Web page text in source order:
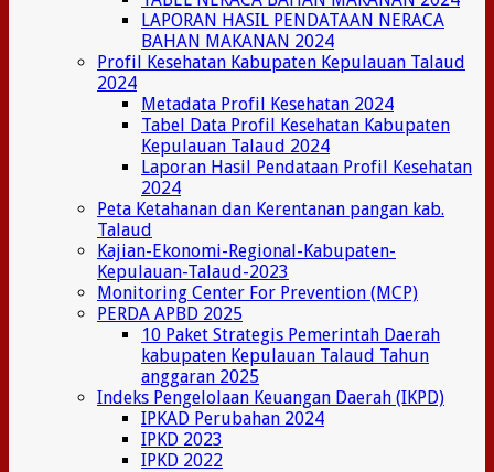
LAPORAN HASIL PENDATAAN NERACA
BAHAN MAKANAN 2024
Profil Kesehatan Kabupaten Kepulauan Talaud
2024
Metadata Profil Kesehatan 2024
Tabel Data Profil Kesehatan Kabupaten
Kepulauan Talaud 2024
Laporan Hasil Pendataan Profil Kesehatan
2024
Peta Ketahanan dan Kerentanan pangan kab.
Talaud
Kajian-Ekonomi-Regional-Kabupaten-
Kepulauan-Talaud-2023
Monitoring Center For Prevention (MCP)
PERDA APBD 2025
10 Paket Strategis Pemerintah Daerah
kabupaten Kepulauan Talaud Tahun
anggaran 2025
Indeks Pengelolaan Keuangan Daerah (IKPD)
IPKAD Perubahan 2024
IPKD 2023
IPKD 2022